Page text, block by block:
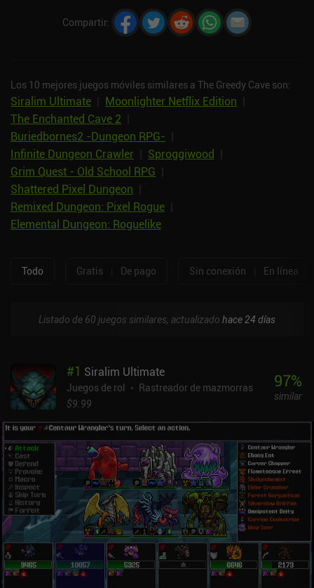
Compartir:
Los 10 mejores juegos móviles similares a The Greedy Cave son:
Siralim Ultimate Moonlighter Netflix Edition
The Enchanted Cave 2
Buriedbornes2 -Dungeon RPG-
Infinite Dungeon Crawler
Sproggiwood
Grim Quest - Old School RPG
Shattered Pixel Dungeon
Remixed Dungeon: Pixel Rogue
Elemental Dungeon: Roguelike
Todo Gratis De pago Sin conexión En línea
Listado de 60 juegos similares, actualizado hace 24 días
#1 Siralim Ultimate
Juegos de rol
Rastreador de mazmorras
$9.99
97%
similar